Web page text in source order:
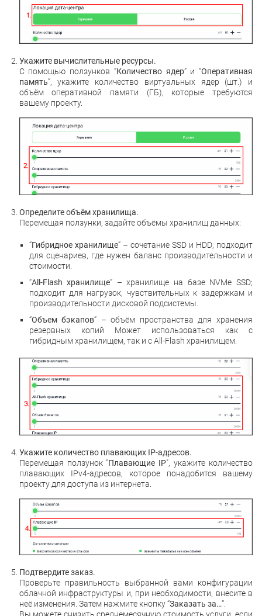
Укажите вычислительные ресурсы.
С помощью ползунков “Количество ядер” и “Оперативная
память”, укажите количество виртуальных ядер (шт.) и
объём оперативной памяти (ГБ), которые требуются
вашему проекту.
Определите объём хранилища.
Перемещая ползунки, задайте объёмы хранилищ данных:
“Гибридное хранилище” – сочетание SSD и HDD; подходит
для сценариев, где нужен баланс производительности и
стоимости.
“All-Flash хранилище” – хранилище на базе NVMe SSD;
подходит для нагрузок, чувствительных к задержкам и
производительности дисковой подсистемы.
“Объем бэкапов” – объём пространства для хранения
резервных копий Может использоваться как с
гибридным хранилищем, так и с All-Flash хранилищем.
Укажите количество плавающих IP-адресов.
Перемещая ползунок "Плавающие IP", укажите количество
плавающих IPv4-адресов, которое понадобится вашему
проекту для доступа из интернета.
Подтвердите заказ.
Проверьте правильность выбранной вами конфигурации
облачной инфраструктуры и, при необходимости, внесите в
неё изменения. Затем нажмите кнопку “Заказать за…“.